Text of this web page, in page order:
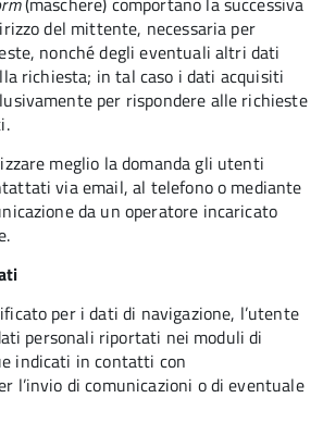
del mittente, necessaria per
nonché degli eventuali altri dati
richiesta; in tal caso i dati acquisiti
per rispondere alle richieste
meglio la domanda gli utenti
via email, al telefono o mediante
da un operatore incaricato
per i dati di navigazione, l’utente
personali riportati nei moduli di
indicati in contatti con
l’invio di comunicazioni o di eventuale